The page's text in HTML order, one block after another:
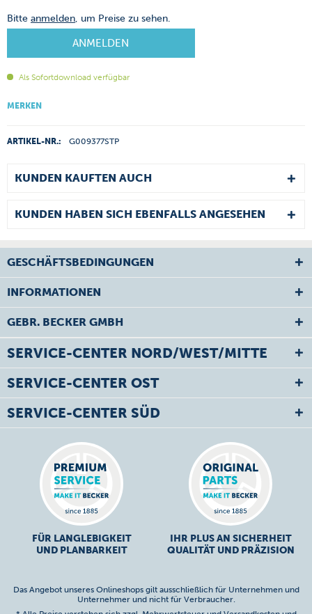
Bitte anmelden, um Preise zu sehen.
ANMELDEN
Als Sofortdownload verfügbar
MERKEN
ARTIKEL-NR.: G009377STP
KUNDEN KAUFTEN AUCH
KUNDEN HABEN SICH EBENFALLS ANGESEHEN
GESCHÄFTSBEDINGUNGEN
INFORMATIONEN
GEBR. BECKER GMBH
SERVICE-CENTER NORD/WEST/MITTE
SERVICE-CENTER OST
SERVICE-CENTER SÜD
FÜR LANGLEBIGKEIT
UND PLANBARKEIT
IHR PLUS AN SICHERHEIT
QUALITÄT UND PRÄZISION
Das Angebot unseres Onlineshops gilt ausschließlich für Unternehmen und
Unternehmer und nicht für Verbraucher.